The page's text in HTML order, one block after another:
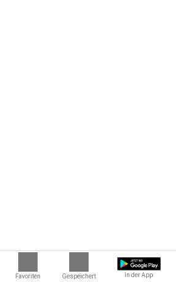
Favoriten Gespeichert In der App